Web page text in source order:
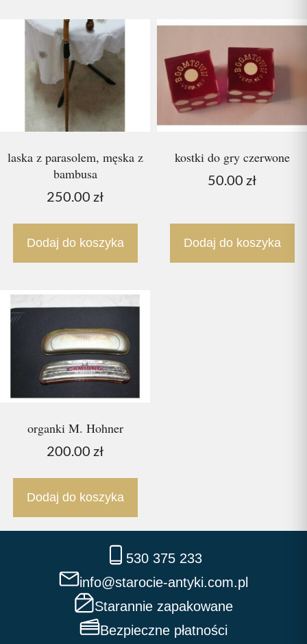
laska z parasolem, męska z
bambusa
250.00 zł
Dodaj do koszyka
kostki do gry czerwone
50.00 zł
Dodaj do koszyka
organki M. Hohner
200.00 zł
Dodaj do koszyka
530 375 233
info@starocie-antyki.com.pl
Starannie zapakowane
Bezpieczne płatności